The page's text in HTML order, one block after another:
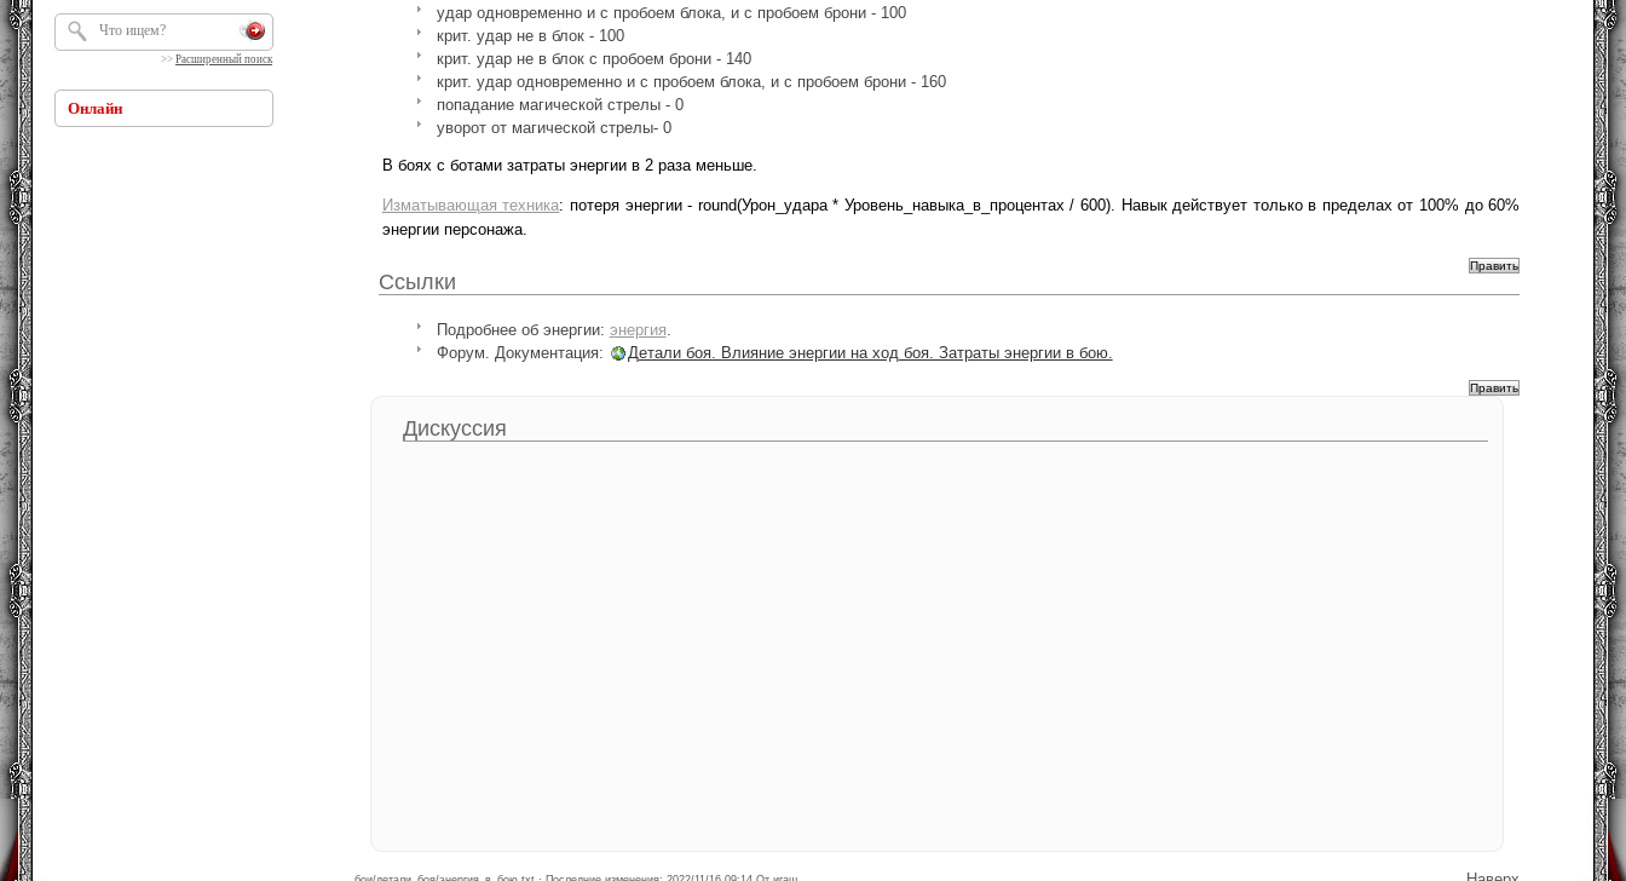
>> Расширенный поиск
Онлайн
удар одновременно и с пробоем блока, и с пробоем брони - 100
крит. удар не в блок - 100
крит. удар не в блок с пробоем брони - 140
крит. удар одновременно и с пробоем блока, и с пробоем брони - 160
попадание магической стрелы - 0
уворот от магической стрелы- 0
В боях с ботами затраты энергии в 2 раза меньше.
Изматывающая техника: потеря энергии - round(Урон_удара * Уровень_навыка_в_процентах / 600). Навык действует только в пределах от 100% до 60%
энергии персонажа.
Ссылки
Подробнее об энергии: энергия
Форум. Документация:
Детали боя. Влияние энергии на ход боя. Затраты энергии в бою.
Дискуссия